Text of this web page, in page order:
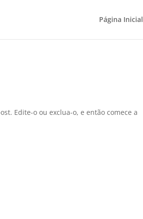
Página Inicial
Edite-o ou exclua-o, e então comece a